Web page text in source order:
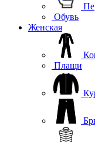
Обувь
Женская
Плащи